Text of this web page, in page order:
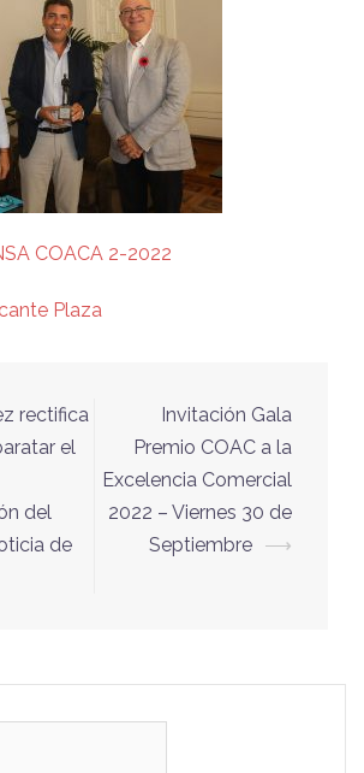
COACA 2-2022
Plaza
rectifica
el
del
de
Invitación Gala
Premio COAC a la
Excelencia Comercial
2022 – Viernes 30 de
Septiembre ⟶